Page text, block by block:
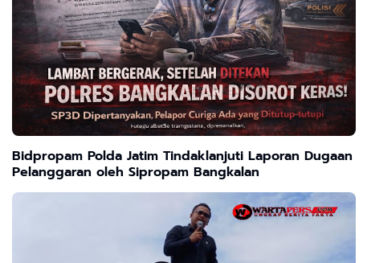
Bidpropam Polda Jatim Tindaklanjuti Laporan Dugaan
Pelanggaran oleh Sipropam Bangkalan